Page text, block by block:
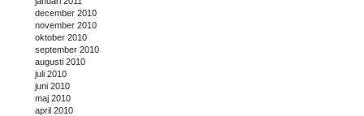
december 2010
november 2010
oktober 2010
september 2010
augusti 2010
juli 2010
juni 2010
maj 2010
april 2010